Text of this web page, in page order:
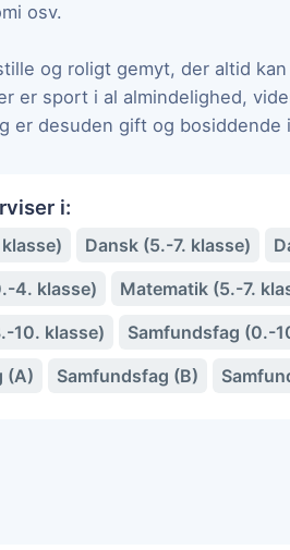
osv.
og roligt gemyt, der altid
er sport i al almindelighed,
er desuden gift og bosiddende
i:
Dansk (5.-7. klasse)
4. klasse)
Matematik (5.-7.
10. klasse)
Samfundsfag (0.-
(A)
Samfundsfag (B)